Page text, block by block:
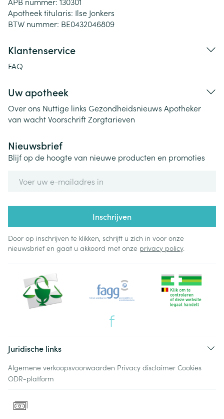
Apotheek titularis: Ilse Jonkers
BTW nummer: BE0432046809
Klantenservice
FAQ
Uw apotheek
Over ons Nuttige links Gezondheidsnieuws Apotheker
van wachtVoorschriftZorgtarieven
Nieuwsbrief
Blijf op de hoogte van nieuwe producten en promoties
Inschrijven
Door op inschrijven te klikken, schrijft u zich in voor onze
nieuwsbrief en gaat u akkoord met onze privacy policy.
Juridische links
Algemene verkoopsvoorwaarden Privacy disclaimer Cookies
ODR-platform